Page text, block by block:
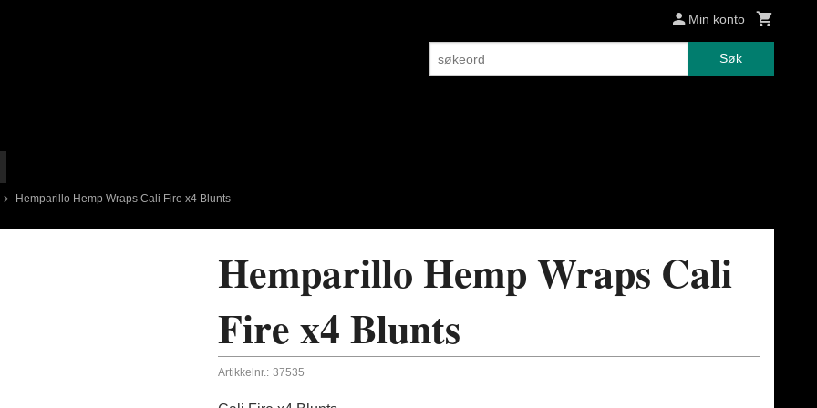
Min konto
Søk
Hemparillo Hemp Wraps Cali Fire x4 Blunts
Hemparillo Hemp Wraps Cali
Fire x4 Blunts
Artikkelnr.: 37535